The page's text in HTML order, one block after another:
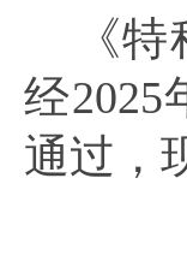
《
经
通过，